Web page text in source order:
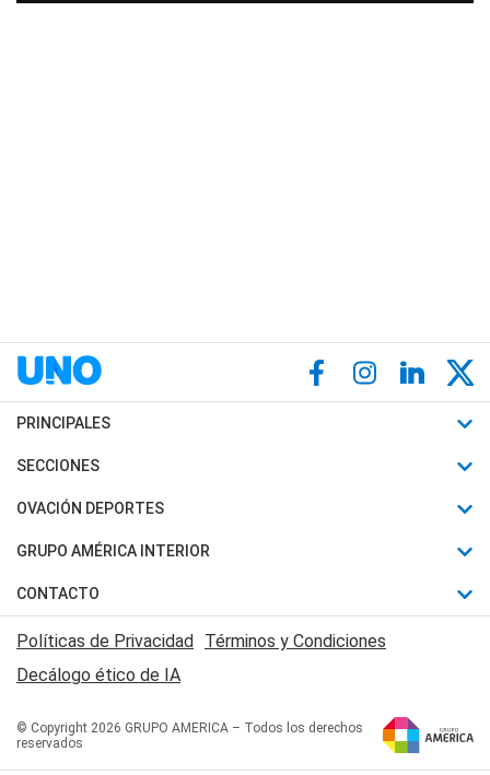
PRINCIPALES
Últimas Noticias
Política
Judiciales
Economia
SECCIONES
Horóscopo
Motores
Trucos caseros
Series y Películas
Edictos y Solicitadas
OVACIÓN DEPORTES
Fútbol
Mundial
Automovilismo
Rugby
Básquet
GRUPO AMÉRICA INTERIOR
Canal 7 en Vivo
San Juan 8
CONTACTO
Acerca de Nosotros
Contactanos
Políticas de Privacidad Términos y Condiciones
Decálogo ético de IA
© Copyright 2026 GRUPO AMERICA – Todos los derechos
reservados